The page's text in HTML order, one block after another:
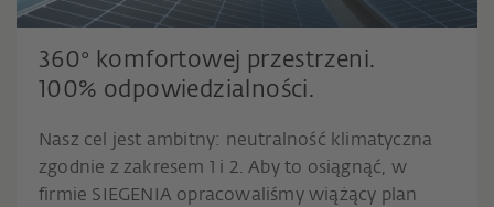
inicjujemy zmiany w myśl idei zrównoważonego
rozwoju.
360° komfortowej przestrzeni.
100% odpowiedzialności.
Nasz cel jest ambitny: neutralność klimatyczna
zgodnie z zakresem 1 i 2. Aby to osiągnąć, w
firmie SIEGENIA opracowaliśmy wiążący plan